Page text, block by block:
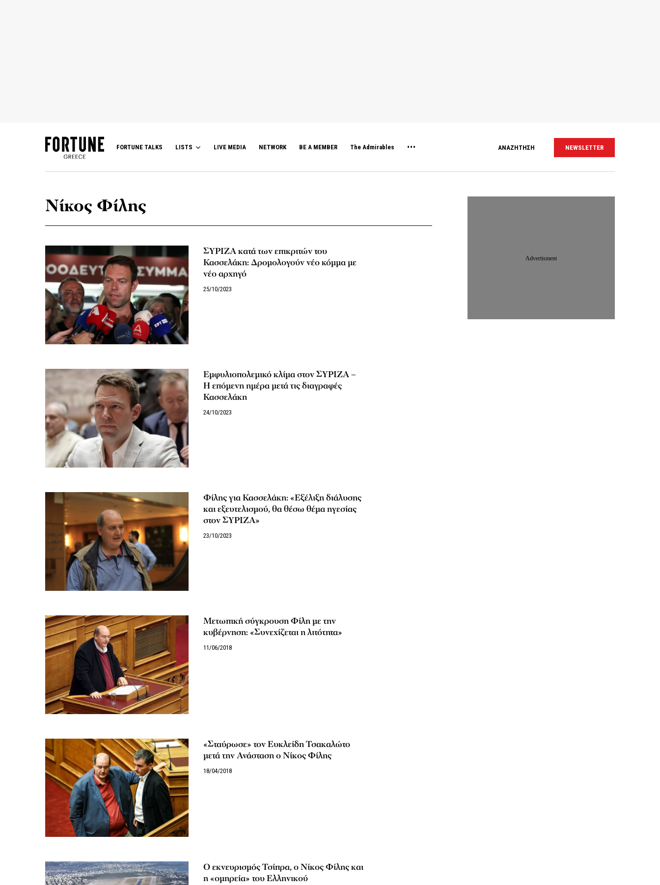
FORTUNE TALKS LISTS LIVE MEDIA NETWORK BE A MEMBER The Admirables ΑΝΑΖΗΤΗΣΗ NEWSLETTER
Νίκος Φίλης
ΣΥΡΙΖΑ κατά των επικριτών του
Κασσελάκη: Δρομολογούν νέο κόμμα με
νέο αρχηγό
25/10/2023
Εμφυλιοπολεμικό κλίμα στον ΣΥΡΙΖΑ –
Η επόμενη ημέρα μετά τις διαγραφές
Κασσελάκη
24/10/2023
Φίλης για Κασσελάκη: «Εξέλιξη διάλυσης
και εξευτελισμού, θα θέσω θέμα ηγεσίας
στον ΣΥΡΙΖΑ»
23/10/2023
Μετωπική σύγκρουση Φίλη με την
κυβέρνηση: «Συνεχίζεται η λιτότητα»
11/06/2018
«Σταύρωσε» τον Ευκλείδη Τσακαλώτο
μετά την Ανάσταση ο Νίκος Φίλης
18/04/2018
Ο εκνευρισμός Τσίπρα, ο Νίκος Φίλης και
η «ομηρεία» του Ελληνικού